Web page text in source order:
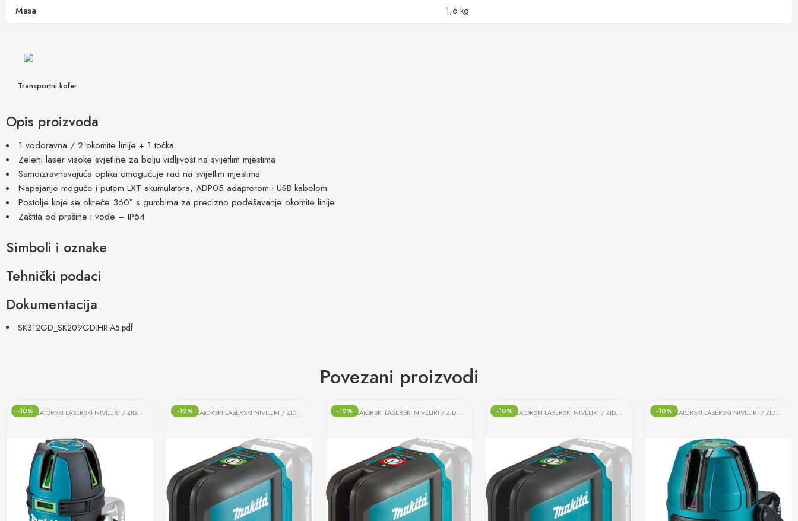
Opis proizvoda
1 vodoravna / 2 okomite linije + 1 točka
Zeleni laser visoke svjetline za bolju vidljivost na svijetlim mjestima
Samoizravnavajuća optika omogućuje rad na svijetlim mjestima
Napajanje moguće i putem LXT akumulatora, ADP05 adapterom i USB kabelom
Postolje koje se okreće 360° s gumbima za precizno podešavanje okomite linije
Zaštita od prašine i vode – IP54
Simboli i oznake
Transportni kofer
Tehnički podaci
Masa
1,6 kg
Dokumentacija
SK312GD_SK209GD.HR.A5.pdf
Povezani proizvodi
-10% AKUMULATORSKI LASERSKI NIVELIRI / ZIDNI SKENERI -10% AKUMULATORSKI LASERSKI NIVELIRI / ZIDNI SKENERI -10% AKUMULATORSKI LASERSKI NIVELIRI / ZIDNI SKENERI -10% AKUMULATORSKI LASERSKI NIVELIRI / ZIDNI SKENERI -10% AKUMULATORSKI LASERSKI NIVELIRI / ZIDNI SKENERI